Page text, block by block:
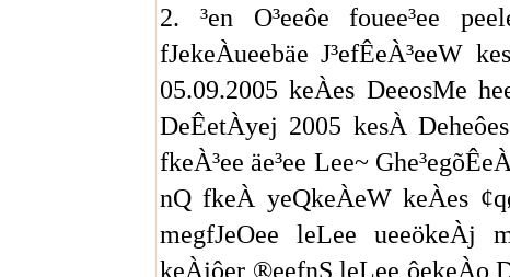
2. ³en O³eeôe fouee³ee
fJekeÀueebäe J³efÊeÀ³eeW
05.09.2005 keÀes DeeosMe
DeÊetÀyej 2005 kesÀ
fkeÀ³ee äe³ee Lee~
nQ fkeÀ yeQkeÀeW keÀes
megfJeOee leLee ueeökeÀj
keÀjôer ®eefnS leLee ôekeÀo